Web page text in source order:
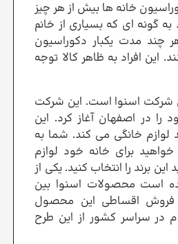
خانه ها بیش از هر چیز
گونه ای که بسیاری از خانم
چند مدت یکبار دکوراسیون
این افراد به ظاهر کالا توجه
شرکت اسنوا است. این شرکت
کار خود را در اصفهان آغاز کرد. این
لوازم خانگی می کند. شما به
برای خانه خود لوازم
برند را انتخاب کنید. یکی از
است محصولات اسنوا بین
فروش اقساطی این محصول
در سراسر کشور از این طرح